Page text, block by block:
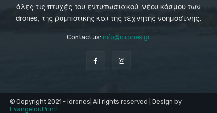
όλες τις πτυχές του εντυπωσιακού, νέου κόσμου των
drones, της ρομποτικής και της τεχνητής νοημοσύνης.
Contact us: info@idrones.gr
© Copyright 2021 - idrones| All rights reserved | Design by
EvangelouPrint!